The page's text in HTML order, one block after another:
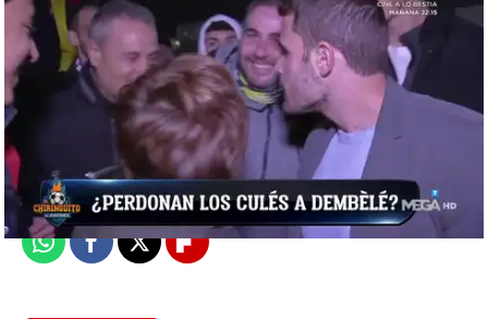
Madrid
Publicado:12 de diciembre de 2018, 02:25
WhatsappFacebook
X Flipboard